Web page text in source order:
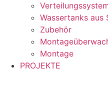
Wassertanks aus
Zubehör
Montage
PROJEKTE